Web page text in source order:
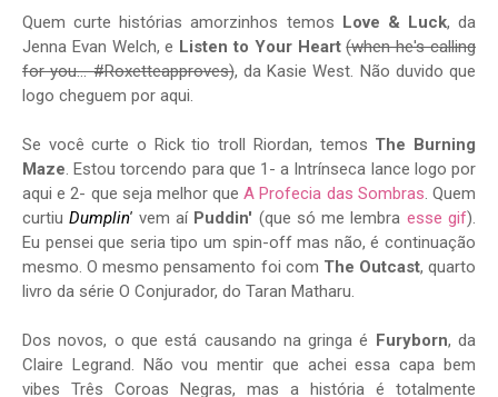
Quem curte histórias amorzinhos temos Love & Luck, da
Jenna Evan Welch, e Listen to Your Heart (when he's calling
for you... #Roxetteapproves), da Kasie West. Não duvido que
logo cheguem por aqui.
Se você curte o Rick tio troll Riordan, temos The Burning
Maze. Estou torcendo para que 1- a Intrínseca lance logo por
aqui e 2- que seja melhor queA Profecia das Sombras. Quem
curtiuDumplin' vem aí Puddin' (que só me lembra esse gif).
Eu pensei que seria tipo um spin-off mas não, é continuação
mesmo. O mesmo pensamento foi com The Outcast, quarto
livro da série O Conjurador, do Taran Matharu.
Dos novos, o que está causando na gringa é Furyborn, da
Claire Legrand. Não vou mentir que achei essa capa bem
vibes Três Coroas Negras, mas a história é totalmente